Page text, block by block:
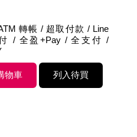
轉帳 / 超取付款 / Line
/ 全盈+Pay / 全支付 /